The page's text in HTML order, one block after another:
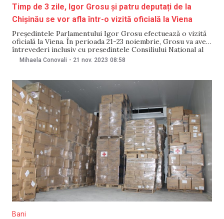
Timp de 3 zile, Igor Grosu și patru deputați de la
Chișinău se vor afla într-o vizită oficială la Viena
Președintele Parlamentului Igor Grosu efectuează o vizită
oficială la Viena. În perioada 21-23 noiembrie, Grosu va avea
întrevederi inclusiv cu președintele Consiliului Național al
Austriei, ministrul Federal pentru Afaceri Europene și
Mihaela Conovali - 21 nov. 2023 08:58
Bani